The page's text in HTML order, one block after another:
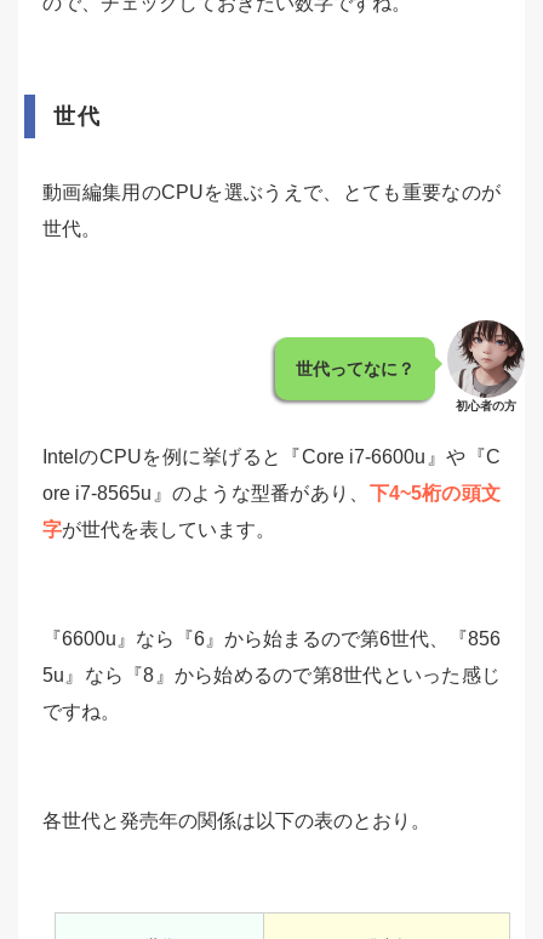
世代
動画編集用のCPUを選ぶうえで、とても重要なのが
世代。
世代ってなに？
初心者の方
IntelのCPUを例に挙げると『Core i7-6600u』や『C
ore i7-8565u』のような型番があり、 下4~5桁の頭文
字が世代を表しています。
『6600u』なら『6』から始まるので第6世代、『856
5u』なら『8』から始めるので第8世代といった感じ
ですね。
各世代と発売年の関係は以下の表のとおり。